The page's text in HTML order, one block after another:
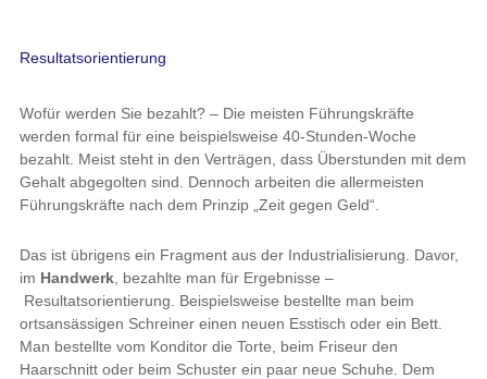
Resultatsorientierung
Wofür werden Sie bezahlt? – Die meisten Führungskräfte
werden formal für eine beispielsweise 40-Stunden-Woche
bezahlt. Meist steht in den Verträgen, dass Überstunden mit dem
Gehalt abgegolten sind. Dennoch arbeiten die allermeisten
Führungskräfte nach dem Prinzip „Zeit gegen Geld“.
Das ist übrigens ein Fragment aus der Industrialisierung. Davor,
im Handwerk, bezahlte man für Ergebnisse –
Resultatsorientierung. Beispielsweise bestellte man beim
ortsansässigen Schreiner einen neuen Esstisch oder ein Bett.
Man bestellte vom Konditor die Torte, beim Friseur den
Haarschnitt oder beim Schuster ein paar neue Schuhe. Dem